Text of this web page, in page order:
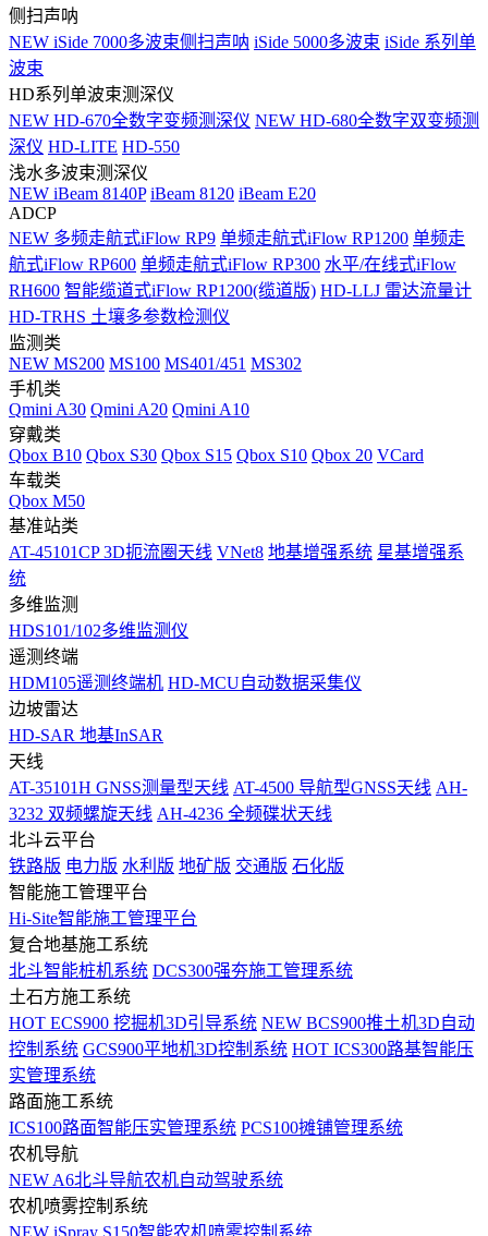
侧扫声呐
NEW iSide 7000多波束侧扫声呐 iSide 5000多波束 iSide 系列单
波束
HD系列单波束测深仪
NEW HD-670全数字变频测深仪 NEW HD-680全数字双变频测
深仪 HD-LITE HD-550
浅水多波束测深仪
NEW iBeam 8140P iBeam 8120 iBeam E20
ADCP
NEW 多频走航式iFlow RP9 单频走航式iFlow RP1200 单频走
航式iFlow RP600 单频走航式iFlow RP300 水平/在线式iFlow
RH600 智能缆道式iFlow RP1200(缆道版) HD-LLJ 雷达流量计
HD-TRHS 土壤多参数检测仪
监测类
NEW MS200 MS100 MS401/451 MS302
手机类
Qmini A30 Qmini A20 Qmini A10
穿戴类
Qbox B10 Qbox S30 Qbox S15 Qbox S10 Qbox 20 VCard
车载类
Qbox M50
基准站类
AT-45101CP 3D扼流圈天线 VNet8 地基增强系统 星基增强系
统
多维监测
HDS101/102多维监测仪
遥测终端
HDM105遥测终端机 HD-MCU自动数据采集仪
边坡雷达
HD-SAR 地基InSAR
天线
AT-35101H GNSS测量型天线 AT-4500 导航型GNSS天线 AH-
3232 双频螺旋天线 AH-4236 全频碟状天线
北斗云平台
铁路版 电力版 水利版 地矿版 交通版 石化版
智能施工管理平台
Hi-Site智能施工管理平台
复合地基施工系统
北斗智能桩机系统 DCS300强夯施工管理系统
土石方施工系统
HOT ECS900 挖掘机3D引导系统 NEW BCS900推土机3D自动
控制系统 GCS900平地机3D控制系统 HOT ICS300路基智能压
实管理系统
路面施工系统
ICS100路面智能压实管理系统 PCS100摊铺管理系统
农机导航
NEW A6北斗导航农机自动驾驶系统
农机喷雾控制系统
NEW iSpray S150智能农机喷雾控制系统